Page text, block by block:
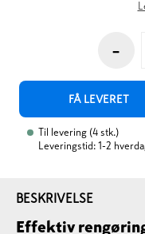
-
FÅ LEVERET
Til levering (4 stk.)
Leveringstid: 1-2
BESKRIVELSE
Effektiv